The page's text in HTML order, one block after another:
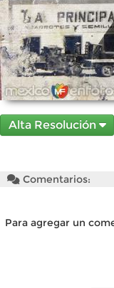
Alta Resolución
Comentarios:
Para agregar un